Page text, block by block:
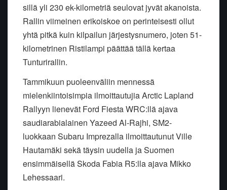
sillä yli 230 ek-kilometriä seulovat jyvät akanoista.
Rallin viimeinen erikoiskoe on perinteisesti ollut
yhtä pitkä kuin kilpailun järjestysnumero, joten 51-
kilometrinen Ristilampi päättää tällä kertaa
Tunturirallin.
Tammikuun puoleenväliin mennessä
mielenkiintoisimpia ilmoittautujia Arctic Lapland
Rallyyn lienevät Ford Fiesta WRC:llä ajava
saudiarabialainen Yazeed Al-Rajhi, SM2-
luokkaan Subaru Imprezalla ilmoittautunut Ville
Hautamäki sekä täysin uudella ja Suomen
ensimmäisellä Skoda Fabia R5:lla ajava Mikko
Lehessaari.